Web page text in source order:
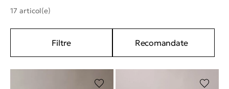
17 articol(e)
Filtre Recomandate